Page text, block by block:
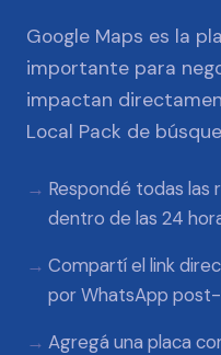
Google Maps es la
importante para
impactan
Local Pack de
Respondé todas las
dentro de las 24
Compartí el link
por WhatsApp
Agregá una placa